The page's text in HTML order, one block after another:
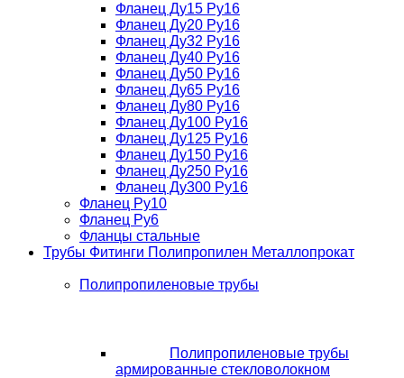
Фланец Ду15 Ру16
Фланец Ду20 Ру16
Фланец Ду32 Ру16
Фланец Ду40 Ру16
Фланец Ду50 Ру16
Фланец Ду65 Ру16
Фланец Ду80 Ру16
Фланец Ду100 Ру16
Фланец Ду125 Ру16
Фланец Ду150 Ру16
Фланец Ду250 Ру16
Фланец Ду300 Ру16
Фланец Ру10
Фланец Ру6
Фланцы стальные
Трубы Фитинги Полипропилен Металлопрокат
Полипропиленовые трубы
Полипропиленовые трубы
армированные стекловолокном